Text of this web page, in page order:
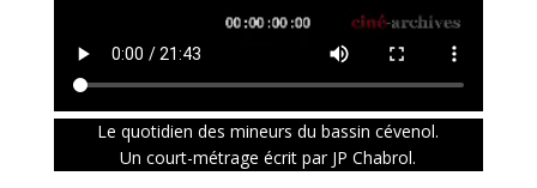
Le quotidien des mineurs du bassin cévenol.
Un court-métrage écrit par JP Chabrol.